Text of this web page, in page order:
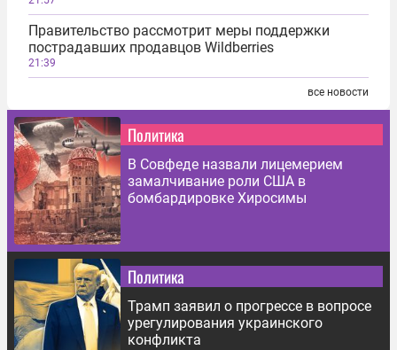
Правительство рассмотрит меры поддержки
пострадавших продавцов Wildberries
21:39
все новости
Политика
В Совфеде назвали лицемерием
замалчивание роли США в
бомбардировке Хиросимы
Политика
Трамп заявил о прогрессе в вопросе
урегулирования украинского
конфликта